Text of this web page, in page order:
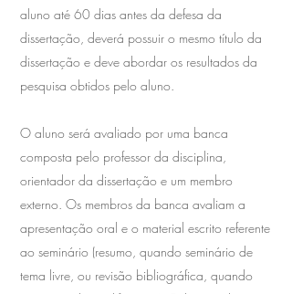
aluno até 60 dias antes da defesa da
dissertação, deverá possuir o mesmo título da
dissertação e deve abordar os resultados da
pesquisa obtidos pelo aluno.
O aluno será avaliado por uma banca
composta pelo professor da disciplina,
orientador da dissertação e um membro
externo. Os membros da banca avaliam a
apresentação oral e o material escrito referente
ao seminário (resumo, quando seminário de
tema livre, ou revisão bibliográfica, quando